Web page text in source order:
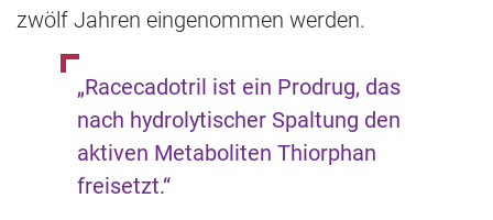
zwölf Jahren eingenommen werden.
„Racecadotril ist ein Prodrug, das
nach hydrolytischer Spaltung den
aktiven Metaboliten Thiorphan
freisetzt.“